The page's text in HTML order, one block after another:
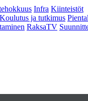
Infra Kiinteistöt
Koulutus ja tutkimus
RaksaTV